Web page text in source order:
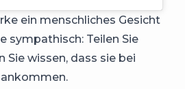
ein menschliches Gesicht
sympathisch: Teilen Sie
Sie wissen, dass sie bei